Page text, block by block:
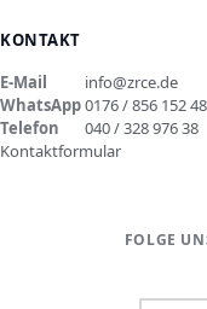
KONTAKT
E-Mail
info@zrce.de
WhatsApp0176 / 856 152 48
Telefon
040 / 328 976 38
Kontaktformular
FOLGE